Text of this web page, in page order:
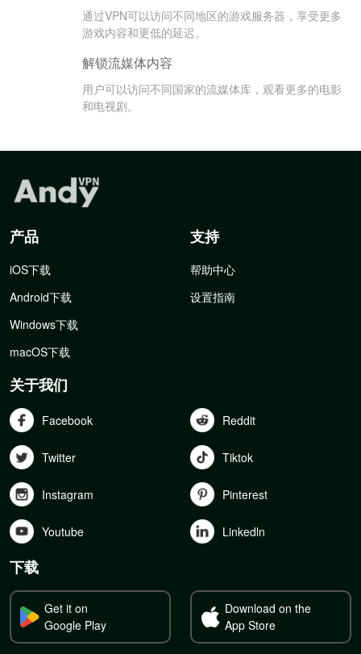
通过VPN可以访问不同地区的游戏服务器，享受更多
游戏内容和更低的延迟。
解锁流媒体内容
用户可以访问不同国家的流媒体库，观看更多的电影
和电视剧。
产品
iOS下载
Android下载
Windows下载
macOS下载
支持
帮助中心
设置指南
关于我们
Facebook Reddit
Twitter Tiktok
Instagram Pinterest
Youtube Linkedln
下载
Get it on
Google Play
Download on the
App Store